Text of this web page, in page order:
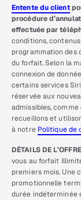
Entente du client
procédure
effectuée par
conditions,
programmation des
du forfait. Selon la
connexion de
certains services
réservée aux
admissibles,
recueillons et
à notre Politique de
DÉTAILS DE
vous au forfait
premiers mois. Une
promotionnelle
durée indéterminée